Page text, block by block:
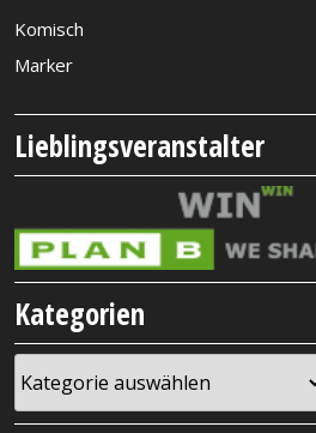
Komisch
Marker
Lieblingsveranstalter
Kategorien